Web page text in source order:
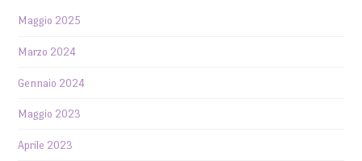
Maggio 2025
Marzo 2024
Gennaio 2024
Maggio 2023
Aprile 2023